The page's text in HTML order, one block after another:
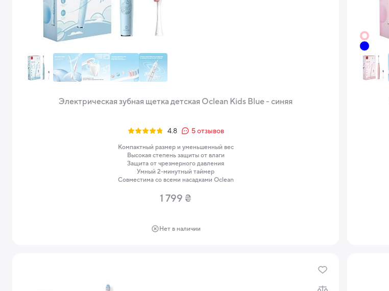
Электрическая зубная щетка детская Oclean Kids Blue - синяя
4.8 5отзывов
Компактный размер и уменьшенный вес
Высокая степень защиты от влаги
Защита от чрезмерного давления
Умный 2-минутный таймер
Совместима со всеми насадками Oclean
1 799 ₴
Нет в наличии